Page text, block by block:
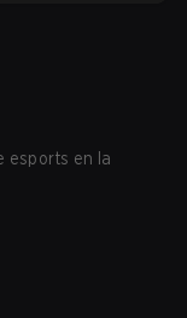
esports en la